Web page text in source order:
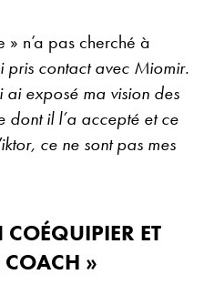
n’a pas cherché à
pris contact avec Miomir.
exposé ma vision des
dont il l’a accepté et ce
ce ne sont pas mes
ET
»